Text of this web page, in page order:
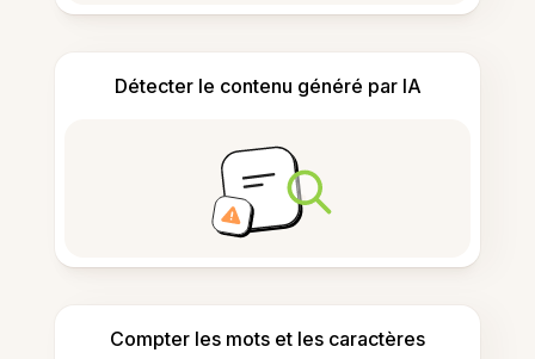
Détecter le contenu généré par IA
Compter les mots et les caractères